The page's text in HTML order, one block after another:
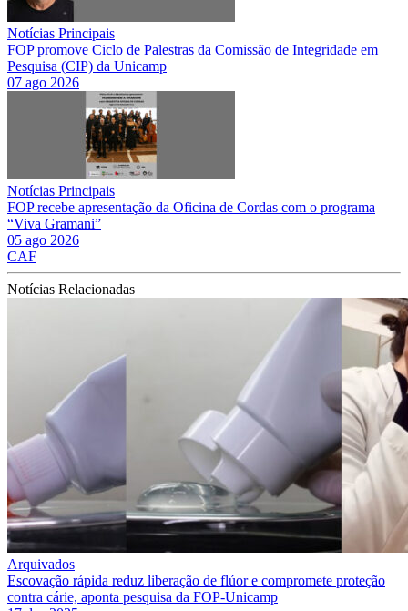
Notícias Principais
FOP promove Ciclo de Palestras da Comissão de Integridade em
Pesquisa (CIP) da Unicamp
07 ago 2026
Notícias Principais
FOP recebe apresentação da Oficina de Cordas com o programa
“Viva Gramani”
05 ago 2026
CAF
Notícias Relacionadas
Arquivados
Escovação rápida reduz liberação de flúor e compromete proteção
contra cárie, aponta pesquisa da FOP-Unicamp